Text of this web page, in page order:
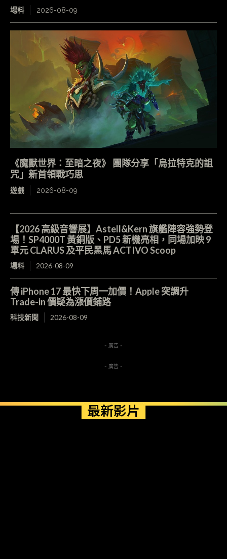
場料 2026-08-09
《魔獸世界：至暗之夜》 團隊分享「烏拉特克的詛
咒」新首領戰巧思
遊戲 2026-08-09
【2026 高級音響展】Astell&Kern 旗艦陣容強勢登
場！SP4000T 黃銅版、PD5 新機亮相，同場加映 9
單元 CLARUS 及平民黑馬 ACTIVO Scoop
場料 2026-08-09
傳 iPhone 17 最快下周一加價！Apple 突調升
Trade-in 價疑為漲價鋪路
科技新聞 2026-08-09
- 廣告 -
- 廣告 -
最新影片